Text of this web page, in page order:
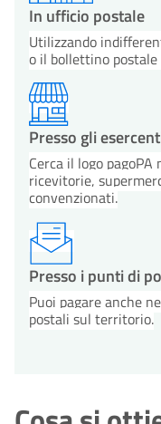
In ufficio postale
Utilizzando
o il bollettino postale
Presso gli
Cerca il logo
ricevitorie,
convenzionati.
Presso i punti di
Puoi pagare anche
postali sul territorio.